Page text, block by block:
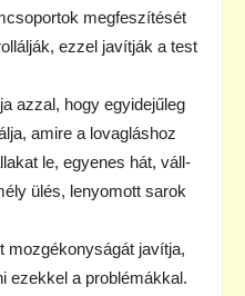
megfeszítését
ezzel javítják a test
azzal, hogy egyidejűleg
amire a lovagláshoz
le, egyenes hát, váll-
ülés, lenyomott sarok
mozgékonyságát javítja,
ezekkel a problémákkal.